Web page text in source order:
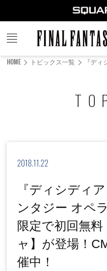
HOME トピックス一覧 『デ
2018.11.22
『ディシディ
ンタジー オペ
限定で初回無
ャ】が登場！
催中！